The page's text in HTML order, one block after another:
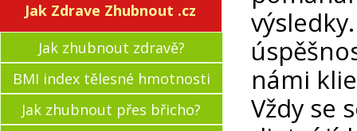
námi
Vždy se
Jak Zdrave Zhubnout .cz
Jak zhubnout zdravě?
BMI index tělesné hmotnosti
Jak zhubnout přes břicho?